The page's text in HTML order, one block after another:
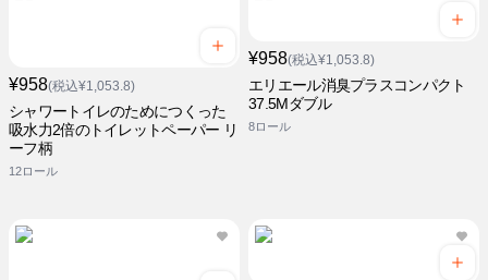
¥958(税込¥1,053.8)
シャワートイレのためにつくった
吸水力2倍のトイレットペーパー リ
ーフ柄
12ロール
¥958(税込¥1,053.8)
エリエール消臭プラスコンパクト
37.5Mダブル
8ロール